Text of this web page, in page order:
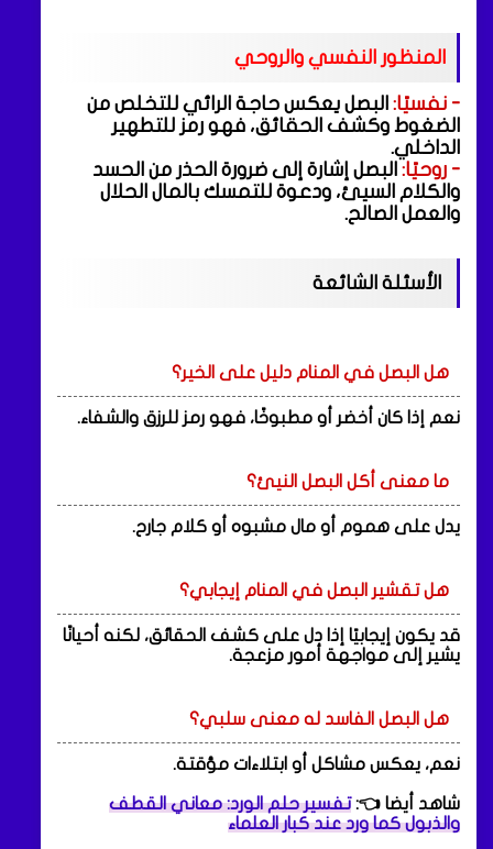
المنظور النفسي والروحي
- نفسيًا: البصل يعكس حاجة الرائي للتخلص من
الضغوط وكشف الحقائق، فهو رمز للتطهير
الداخلي.
- روحيًا: البصل إشارة إلى ضرورة الحذر من الحسد
والكلام السيئ، ودعوة للتمسك بالمال الحلال
والعمل الصالح.
الأسئلة الشائعة
هل البصل في المنام دليل على الخير؟
نعم إذا كان أخضر أو مطبوخًا، فهو رمز للرزق والشفاء.
ما معنى أكل البصل النيئ؟
يدل على هموم أو مال مشبوه أو كلام جارح.
هل تقشير البصل في المنام إيجابي؟
قد يكون إيجابيًا إذا دل على كشف الحقائق، لكنه أحيانًا
يشير إلى مواجهة أمور مزعجة.
هل البصل الفاسد له معنى سلبي؟
نعم، يعكس مشاكل أو ابتلاءات مؤقتة.
شاهد أيضا 👈:تفسير حلم الورد: معاني القطف
والذبول كما ورد عند كبار العلماء